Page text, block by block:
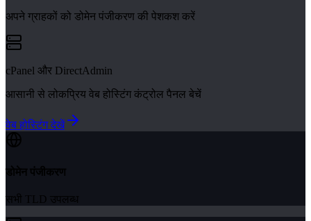
अपने ग्राहकों को डोमेन पंजीकरण की पेशकश करें
cPanel और DirectAdmin
आसानी से लोकप्रिय वेब होस्टिंग कंट्रोल पैनल बेचें
वेब होस्टिंग देखें
डोमेन पंजीकरण
सभी TLD उपलब्ध